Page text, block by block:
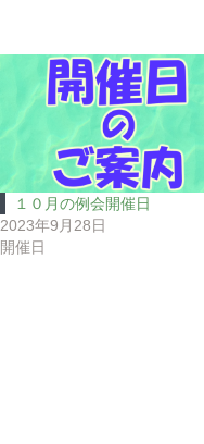
１０月の例会開催日
2023年9月28日
開催日